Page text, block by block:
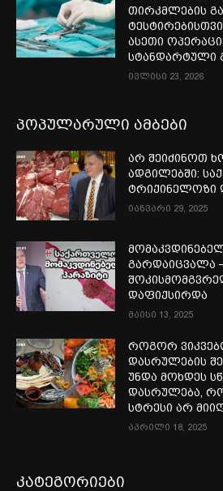
თირკმლების
ასეთი
სტანდარტული
ივლისი 23, 2026
პოპულარული ამბები
არ შეიძინოთ
ადგილებში:
ტრიქინელოზი
იანვარი 29, 2025
გარდაიცვალა
დაფიქსირდა
მაისი 13, 2025
როგორ
დასრულების
უნდა მოხდეს
დასრულება,
სტრესი არ
აპრილი 18, 2025
კატეგორიები